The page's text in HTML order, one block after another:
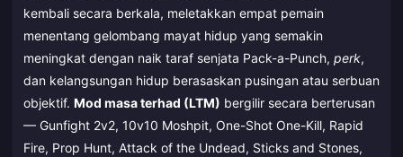
kembali secara berkala, meletakkan empat pemain
menentang gelombang mayat hidup yang semakin
meningkat dengan naik taraf senjata Pack-a-Punch, perk,
dan kelangsungan hidup berasaskan pusingan atau serbuan
objektif. Mod masa terhad (LTM) bergilir secara berterusan
— Gunfight 2v2, 10v10 Moshpit, One-Shot One-Kill, Rapid
Fire, Prop Hunt, Attack of the Undead, Sticks and Stones,